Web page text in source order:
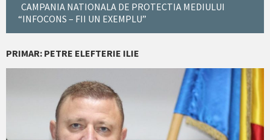
CAMPANIA NATIONALA DE PROTECTIA MEDIULUI
“INFOCONS – FII UN EXEMPLU”
PRIMAR: PETRE ELEFTERIE ILIE